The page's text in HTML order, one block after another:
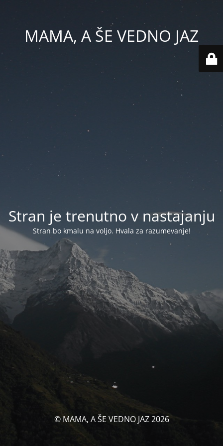
MAMA, A ŠE VEDNO JAZ
Stran je trenutno v nastajanju
Stran bo kmalu na voljo. Hvala za razumevanje!
© MAMA, A ŠE VEDNO JAZ 2026